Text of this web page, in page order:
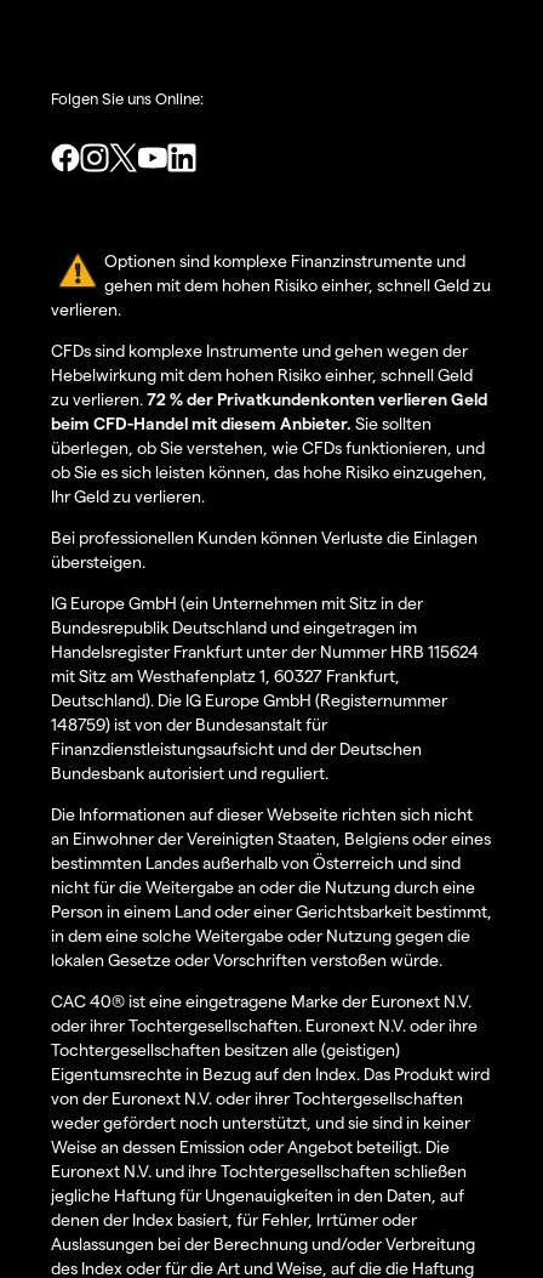
Folgen Sie uns Online:
Optionen sind komplexe Finanzinstrumente und
gehen mit dem hohen Risiko einher, schnell Geld zu
verlieren.
CFDs sind komplexe Instrumente und gehen wegen der
Hebelwirkung mit dem hohen Risiko einher, schnell Geld
zu verlieren.72 % der Privatkundenkonten verlieren Geld
beim CFD-Handel mit diesem Anbieter. Sie sollten
überlegen, ob Sie verstehen, wie CFDs funktionieren, und
ob Sie es sich leisten können, das hohe Risiko einzugehen,
Ihr Geld zu verlieren.
Bei professionellen Kunden können Verluste die Einlagen
übersteigen.
IG Europe GmbH (ein Unternehmen mit Sitz in der
Bundesrepublik Deutschland und eingetragen im
Handelsregister Frankfurt unter der Nummer HRB 115624
mit Sitz am Westhafenplatz 1, 60327 Frankfurt,
Deutschland). Die IG Europe GmbH (Registernummer
148759) ist von der Bundesanstalt für
Finanzdienstleistungsaufsicht und der Deutschen
Bundesbank autorisiert und reguliert.
Die Informationen auf dieser Webseite richten sich nicht
an Einwohner der Vereinigten Staaten, Belgiens oder eines
bestimmten Landes außerhalb von Österreich und sind
nicht für die Weitergabe an oder die Nutzung durch eine
Person in einem Land oder einer Gerichtsbarkeit bestimmt,
in dem eine solche Weitergabe oder Nutzung gegen die
lokalen Gesetze oder Vorschriften verstoßen würde.
CAC 40® ist eine eingetragene Marke der Euronext N.V.
oder ihrer Tochtergesellschaften. Euronext N.V. oder ihre
Tochtergesellschaften besitzen alle (geistigen)
Eigentumsrechte in Bezug auf den Index. Das Produkt wird
von der Euronext N.V. oder ihrer Tochtergesellschaften
weder gefördert noch unterstützt, und sie sind in keiner
Weise an dessen Emission oder Angebot beteiligt. Die
Euronext N.V. und ihre Tochtergesellschaften schließen
jegliche Haftung für Ungenauigkeiten in den Daten, auf
denen der Index basiert, für Fehler, Irrtümer oder
Auslassungen bei der Berechnung und/oder Verbreitung
des Index oder für die Art und Weise, auf die die Haftung